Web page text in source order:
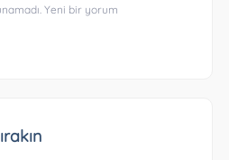
Yeni bir yorum